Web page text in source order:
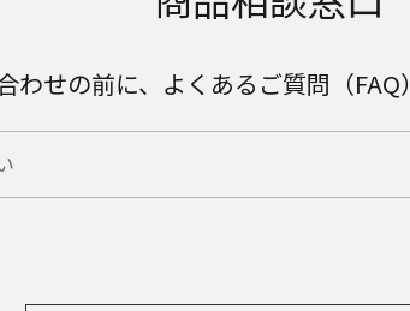
わせの前に、よくあるご質問（